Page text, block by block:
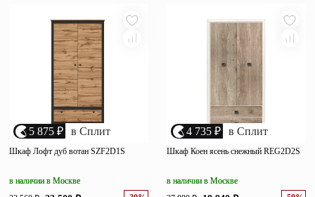
Прихожие
Освещение
Декор
Наши салоны
Дизайнерам и архитекторам
Обратный звонок
5 875 ₽ в Сплит
Шкаф Лофт дуб вотан SZF2D1S
в наличии в Москве
4 735 ₽ в Сплит
Шкаф Коен ясень снежный REG2D2S
в наличии в Москве